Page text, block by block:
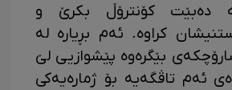
دەبێت کۆنترۆڵ بکرێ و
کراوە. ئەم بڕیارە لە
بێگرەوە پێشوازیی لێ
ئەم تاڤگەیە بۆ ژمارەیەکی